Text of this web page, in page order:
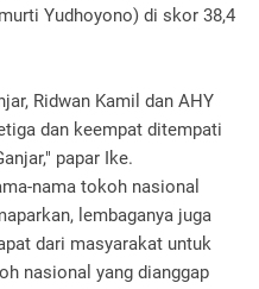
Yudhoyono) di skor 38,4
Ridwan Kamil dan AHY
dan keempat ditempati
papar Ike.
nama tokoh nasional
lembaganya juga
dari masyarakat untuk
nasional yang dianggap